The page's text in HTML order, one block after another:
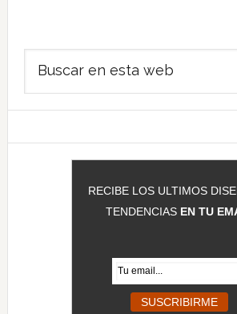
Barra
lateral
principal
RECIBE LOS ULTIMOS
TENDENCIAS EN TU